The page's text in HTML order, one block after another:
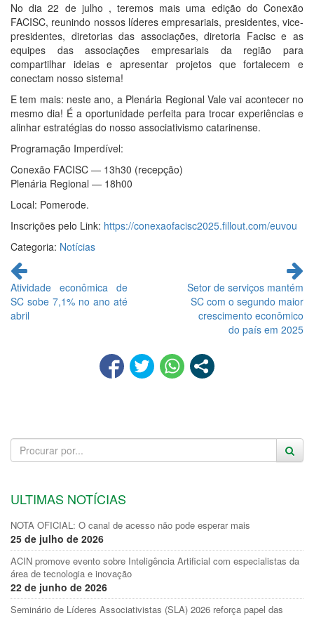
No dia 22 de julho , teremos mais uma edição do Conexão
FACISC, reunindo nossos líderes empresariais, presidentes, vice-
presidentes, diretorias das associações, diretoria Facisc e as
equipes das associações empresariais da região para
compartilhar ideias e apresentar projetos que fortalecem e
conectam nosso sistema!
E tem mais: neste ano, a Plenária Regional Vale vai acontecer no
mesmo dia! É a oportunidade perfeita para trocar experiências e
alinhar estratégias do nosso associativismo catarinense.
Programação Imperdível:
Conexão FACISC — 13h30 (recepção)
Plenária Regional — 18h00
Local: Pomerode.
Inscrições pelo Link: https://conexaofacisc2025.fillout.com/euvou
Categoria: Notícias
Continue
lendo
Atividade econômica de
SC sobe 7,1% no ano até
abril
Setor de serviços mantém
SC com o segundo maior
crescimento econômico
do país em 2025
ULTIMAS NOTÍCIAS
NOTA OFICIAL: O canal de acesso não pode esperar mais
25 de julho de 2026
ACIN promove evento sobre Inteligência Artificial com especialistas da
área de tecnologia e inovação
22 de junho de 2026
Seminário de Líderes Associativistas (SLA) 2026 reforça papel das